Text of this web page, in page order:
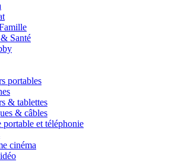
Santé
portables
& tablettes
& câbles
portable et téléphonie
cinéma